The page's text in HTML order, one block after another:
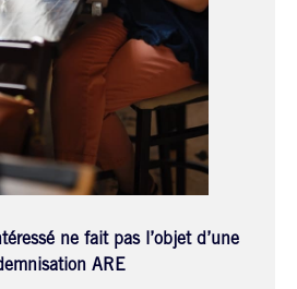
ne fait pas l’objet d’une
ARE